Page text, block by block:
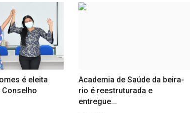
é eleita
Academia de Saúde da beira-
rio é reestruturada e
entregue...